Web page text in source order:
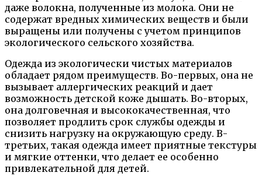
даже волокна, полученные из молока. Они не
содержат вредных химических веществ и были
выращены или получены с учетом принципов
экологического сельского хозяйства.
Одежда из экологически чистых материалов
обладает рядом преимуществ. Во-первых, она не
вызывает аллергических реакций и дает
возможность детской коже дышать. Во-вторых,
она долговечная и высококачественная, что
позволяет продлить срок службы одежды и
снизить нагрузку на окружающую среду. В-
третьих, такая одежда имеет приятные текстуры
и мягкие оттенки, что делает ее особенно
привлекательной для детей.